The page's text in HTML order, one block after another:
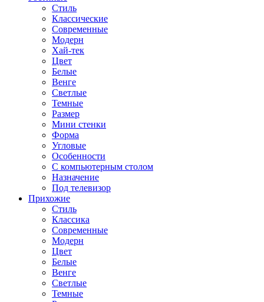
Стиль
Классические
Современные
Модерн
Хай-тек
Цвет
Белые
Венге
Светлые
Темные
Размер
Мини стенки
Форма
Угловые
Особенности
С компьютерным столом
Назначение
Под телевизор
Прихожие
Стиль
Классика
Современные
Модерн
Цвет
Белые
Венге
Светлые
Темные